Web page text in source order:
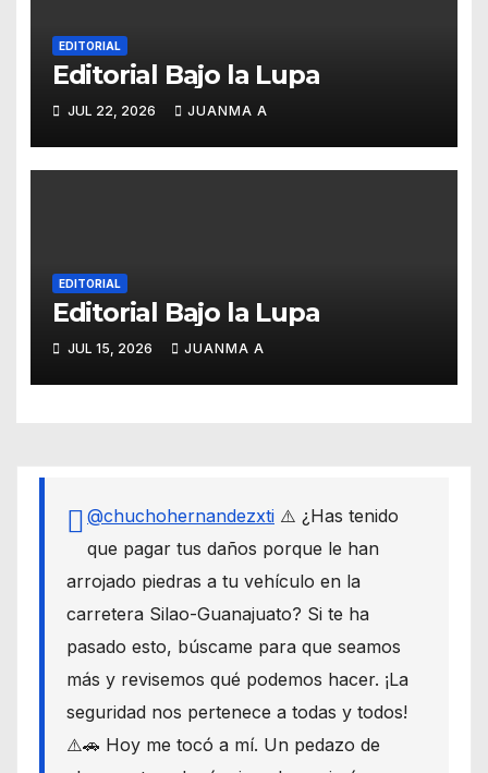
EDITORIAL
Editorial Bajo la Lupa
JUL 22, 2026 JUANMA A
EDITORIAL
Editorial Bajo la Lupa
JUL 15, 2026 JUANMA A
@chuchohernandezxti ⚠️ ¿Has tenido
que pagar tus daños porque le han
arrojado piedras a tu vehículo en la
carretera Silao-Guanajuato? Si te ha
pasado esto, búscame para que seamos
más y revisemos qué podemos hacer. ¡La
seguridad nos pertenece a todas y todos!
⚠️🚗 Hoy me tocó a mí. Un pedazo de